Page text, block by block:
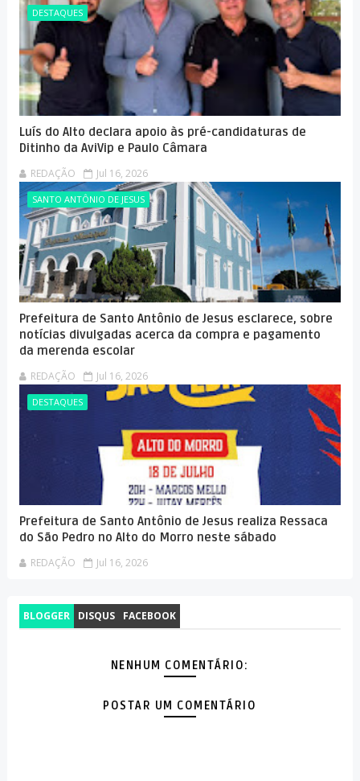
DESTAQUES
Luís do Alto declara apoio às pré-candidaturas de
Ditinho da AviVip e Paulo Câmara
REDAÇÃO Jul 16, 2026
SANTO ANTÔNIO DE JESUS
Prefeitura de Santo Antônio de Jesus esclarece, sobre
notícias divulgadas acerca da compra e pagamento
da merenda escolar
REDAÇÃO Jul 16, 2026
DESTAQUES
Prefeitura de Santo Antônio de Jesus realiza Ressaca
do São Pedro no Alto do Morro neste sábado
REDAÇÃO Jul 16, 2026
BLOGGER DISQUS FACEBOOK
NENHUM COMENTÁRIO:
POSTAR UM COMENTÁRIO